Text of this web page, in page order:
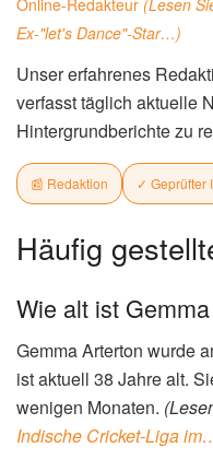
Ex-"let's Dance"-Star…)
Unser erfahrenes
verfasst täglich aktuelle
Hintergrundberichte zu
📰 Redaktion ✓ Geprüfter
Häufig
Wie alt ist
Gemma Arterton wurde
ist aktuell 38 Jahre alt.
wenigen Monaten.
Indische Cricket-Liga